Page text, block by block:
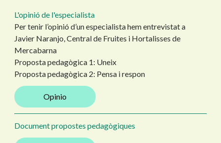
L'opinió de l'especialista
Per tenir l’opinió d’un especialista hem entrevistat a
Javier Naranjo, Central de Fruites i Hortalisses de
Mercabarna
Proposta pedagògica 1: Uneix
Proposta pedagògica 2: Pensa i respon
Opinio
Document propostes pedagògiques